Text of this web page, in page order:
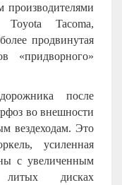
производителями
Toyota Tacoma,
продвинутая
«придворного»
после
во внешности
вездеходам. Это
усиленная
с увеличенным
дисках